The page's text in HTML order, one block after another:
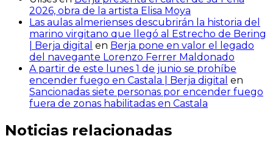
2026, obra de la artista Elisa Moya
Las aulas almerienses descubrirán la historia del
marino virgitano que llegó al Estrecho de Bering
| Berja digital en Berja pone en valor el legado
del navegante Lorenzo Ferrer Maldonado
A partir de este lunes 1 de junio se prohíbe
encender fuego en Castala | Berja digital en
Sancionadas siete personas por encender fuego
fuera de zonas habilitadas en Castala
Noticias relacionadas